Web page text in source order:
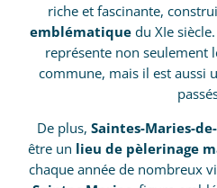
riche et fascinante,
emblématiquedu XIe
représente non seulement
commune, mais il est aussi
De plus,Saintes-Maries-
être un lieu de pèlerinage
chaque année de nombreux